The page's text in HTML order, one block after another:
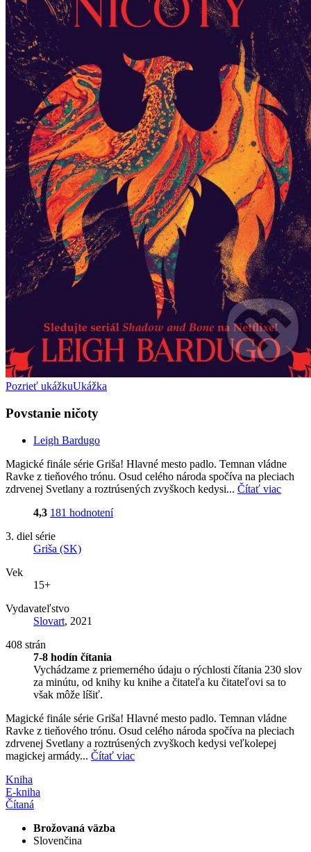
Pozrieť ukážkuUkážka
Povstanie ničoty
Leigh Bardugo
Magické finále série Griša! Hlavné mesto padlo. Temnan vládne
Ravke z tieňového trónu. Osud celého národa spočíva na pleciach
zdrvenej Svetlany a roztrúsených zvyškoch kedysi... Čítať viac
4,3 181 hodnotení
3. diel série
Griša (SK)
Vek
15+
Vydavateľstvo
Slovart, 2021
408 strán
7-8 hodín čítania
Vychádzame z priemerného údaju o rýchlosti čítania 230 slov
za minútu, od knihy ku knihe a čitateľa ku čitateľovi sa to
však môže líšiť.
Magické finále série Griša! Hlavné mesto padlo. Temnan vládne
Ravke z tieňového trónu. Osud celého národa spočíva na pleciach
zdrvenej Svetlany a roztrúsených zvyškoch kedysi veľkolepej
magickej armády... Čítať viac
Kniha
E-kniha
Čítaná
Brožovaná väzba
Slovenčina